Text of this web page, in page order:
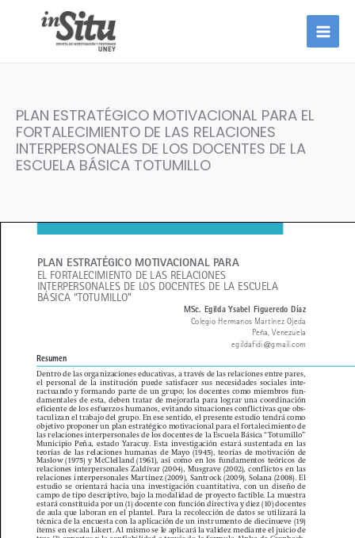
PLAN ESTRATÉGICO MOTIVACIONAL PARA EL
FORTALECIMIENTO DE LAS RELACIONES
INTERPERSONALES DE LOS DOCENTES DE LA
ESCUELA BÁSICA TOTUMILLO